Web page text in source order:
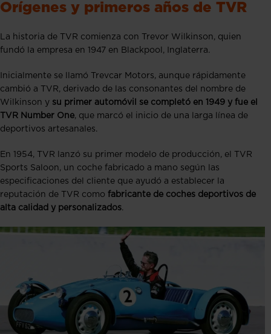
Orígenes y primeros años de TVR
La historia de TVR comienza con Trevor Wilkinson, quien
fundó la empresa en 1947 en Blackpool, Inglaterra.
Inicialmente se llamó Trevcar Motors, aunque rápidamente
cambió a TVR, derivado de las consonantes del nombre de
Wilkinson y su primer automóvil se completó en 1949 y fue el
TVR Number One, que marcó el inicio de una larga línea de
deportivos artesanales.
En 1954, TVR lanzó su primer modelo de producción, el TVR
Sports Saloon, un coche fabricado a mano según las
especificaciones del cliente que ayudó a establecer la
reputación de TVR como fabricante de coches deportivos de
alta calidad y personalizados​​.